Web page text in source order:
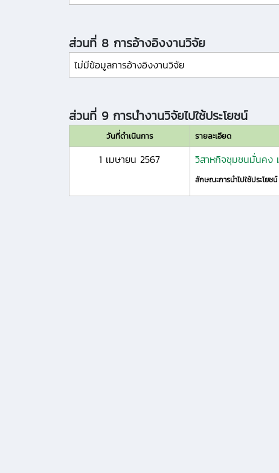
ส่วนที่ 8 การอ้างอิงงานวิจัย
ไม่มีข้อมูลการอ้างอิงงานวิจัย
ส่วนที่ 9 การนำงานวิจัยไปใช้ประโยชน์
วันที่ดำเนินการ รายละเอียด
1 เมษายน 2567 วิสาหกิจชุมชนมั่นคง
ลักษณะการนำไปใช้ประโยช